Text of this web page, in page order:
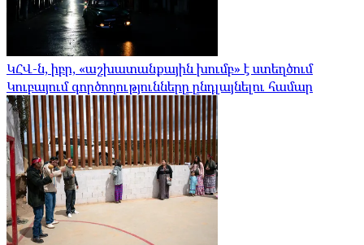
ԿՀՎ-ն, իբր, «աշխատանքային խումբ» է ստեղծում
Կուբայում գործողությունները ընդլայնելու համար